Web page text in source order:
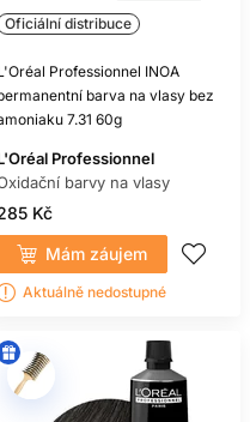
Oficiální distribuce
Professionnel INOA
barva na vlasy bez
7.31 60g
Professionnel
barvy na vlasy
Kč
Mám záujem
Aktuálně nedostupné